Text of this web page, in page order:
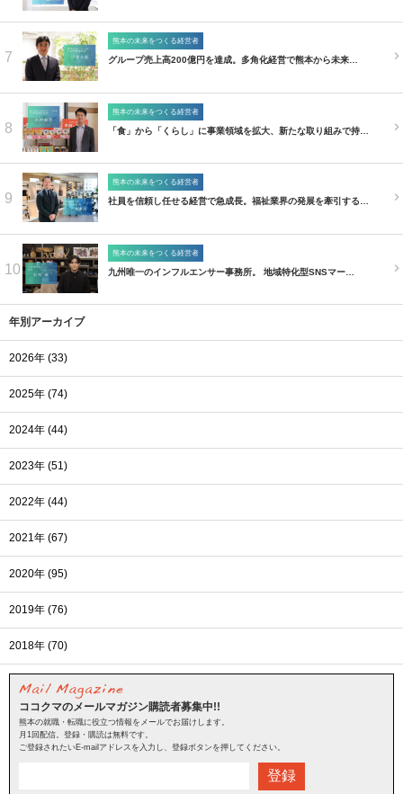
7
熊本の未来をつくる経営者
グループ売上高200億円を達成。多角化経営で熊本から未来…
8
熊本の未来をつくる経営者
「食」から「くらし」に事業領域を拡大、新たな取り組みで持…
9
熊本の未来をつくる経営者
社員を信頼し任せる経営で急成長。福祉業界の発展を牽引する…
10
熊本の未来をつくる経営者
九州唯一のインフルエンサー事務所。 地域特化型SNSマー…
年別アーカイブ
2026年 (33)
2025年 (74)
2024年 (44)
2023年 (51)
2022年 (44)
2021年 (67)
2020年 (95)
2019年 (76)
2018年 (70)
ココクマのメールマガジン購読者募集中!!
熊本の就職・転職に役立つ情報をメールでお届けします。
月1回配信。登録・購読は無料です。
ご登録されたいE-mailアドレスを入力し、登録ボタンを押してください。
登録